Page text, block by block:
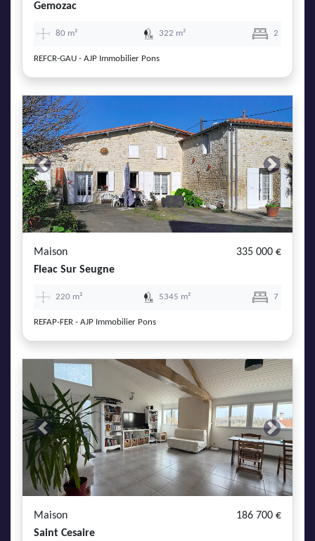
Gemozac
80 m² 322 m² 2
REFCR-GAU - AJP Immobilier Pons
Previous Next
Maison
335 000 €
Fleac Sur Seugne
220 m² 5345 m² 7
REFAP-FER - AJP Immobilier Pons
Previous Next
Maison
186 700 €
Saint Cesaire